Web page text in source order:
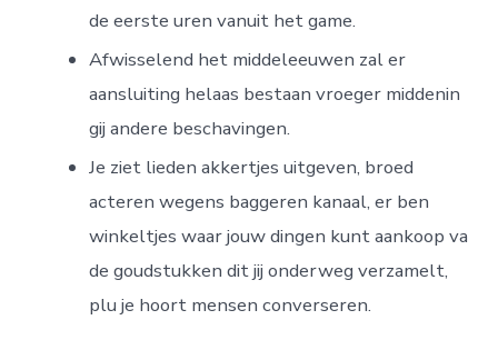
de eerste uren vanuit het game.
Afwisselend het middeleeuwen zal er
aansluiting helaas bestaan vroeger middenin
gij andere beschavingen.
Je ziet lieden akkertjes uitgeven, broed
acteren wegens baggeren kanaal, er ben
winkeltjes waar jouw dingen kunt aankoop va
de goudstukken dit jij onderweg verzamelt,
plu je hoort mensen converseren.